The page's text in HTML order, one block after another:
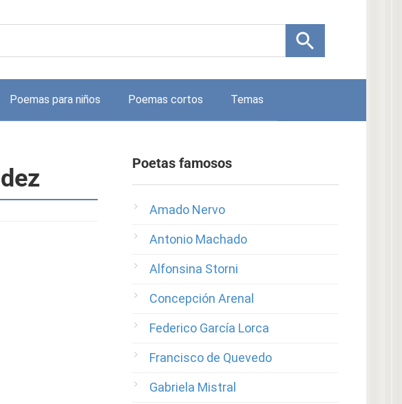
Poemas para niños Poemas cortos Temas
Poetas famosos
Amado Nervo
Antonio Machado
Alfonsina Storni
Concepción Arenal
Federico García Lorca
Francisco de Quevedo
Gabriela Mistral